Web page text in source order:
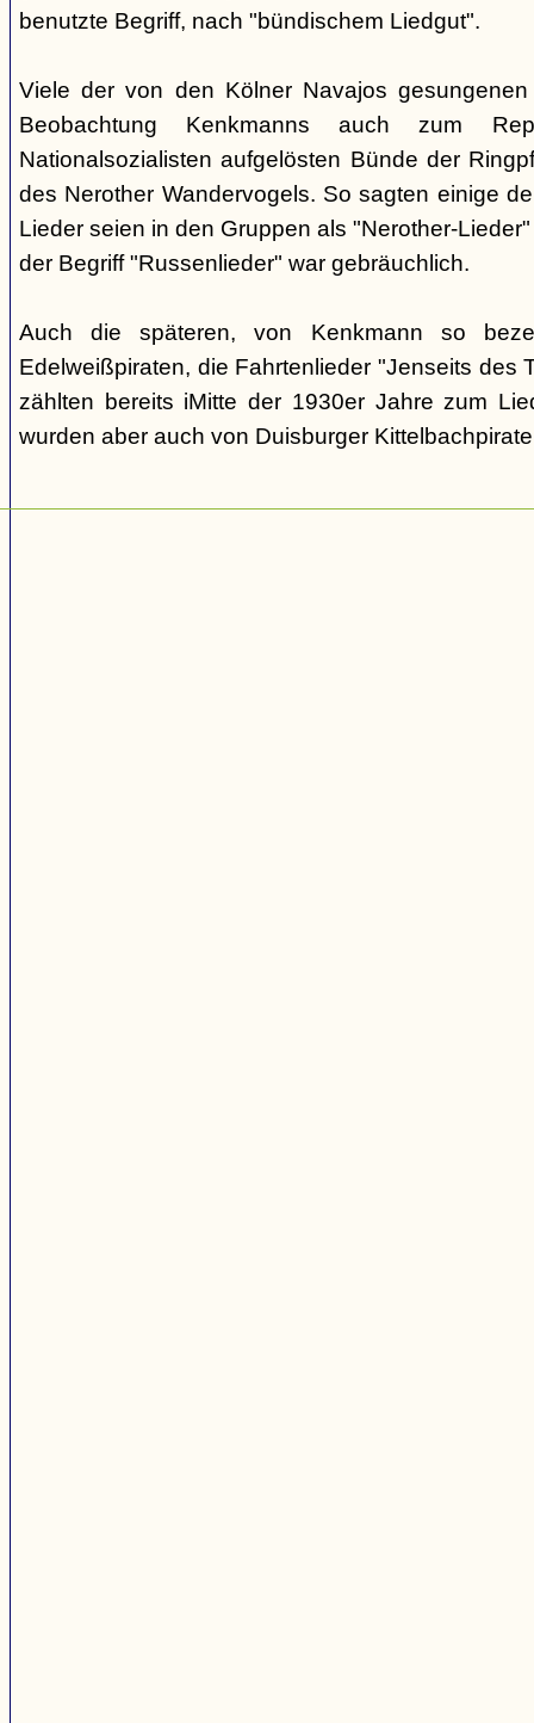
benutzte Begriff, nach "bündischem Liedgut".
Viele der von den Kölner Navajos
Beobachtung Kenkmanns auch zum
Nationalsozialisten aufgelösten Bünde der
des Nerother Wandervogels. So sagten einige
Lieder seien in den Gruppen als "Nerother-
der Begriff "Russenlieder" war gebräuchlich.
Auch die späteren, von Kenkmann so
Edelweißpiraten, die Fahrtenlieder "Jenseits des
zählten bereits iMitte der 1930er Jahre zum
wurden aber auch von Duisburger